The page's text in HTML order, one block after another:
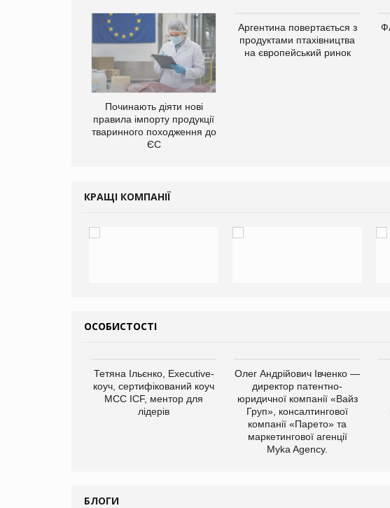
Починають діяти нові
правила імпорту продукції
тваринного походження до
ЄС
Аргентина повертається з
продуктами птахівництва
на європейський ринок
КРАЩІ КОМПАНІЇ
ОСОБИСТОСТІ
Тетяна Ільєнко, Executive-
коуч, сертифікований коуч
МСС ICF, ментор для
лідерів
Олег Андрійович Івченко —
директор патентно-
юридичної компанії «Вайз
Груп», консалтингової
компанії «Парето» та
маркетингової агенції
Myka Agency.
БЛОГИ